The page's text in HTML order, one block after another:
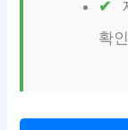
확인